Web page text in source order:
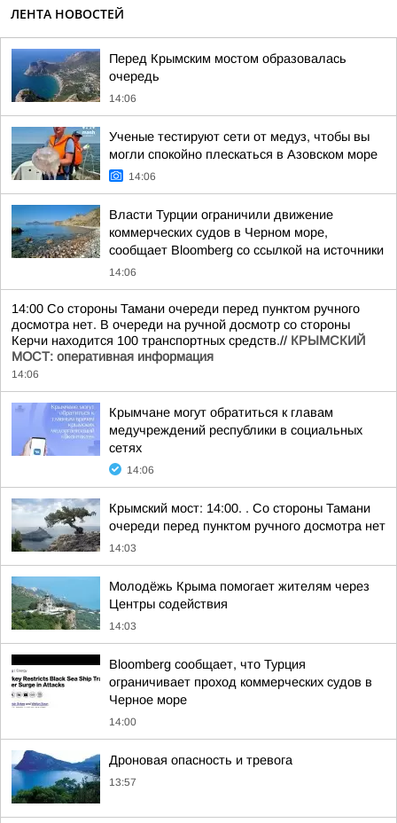
ЛЕНТА НОВОСТЕЙ
Перед Крымским мостом образовалась
очередь
14:06
Ученые тестируют сети от медуз, чтобы вы
могли спокойно плескаться в Азовском море
14:06
Власти Турции ограничили движение
коммерческих судов в Черном море,
сообщает Bloomberg со ссылкой на источники
14:06
14:00 Со стороны Тамани очереди перед пунктом ручного
досмотра нет. В очереди на ручной досмотр со стороны
Керчи находится 100 транспортных средств.// КРЫМСКИЙ
МОСТ: оперативная информация
14:06
Крымчане могут обратиться к главам
медучреждений республики в социальных
сетях
14:06
Крымский мост: 14:00. . Со стороны Тамани
очереди перед пунктом ручного досмотра нет
14:03
Молодёжь Крыма помогает жителям через
Центры содействия
14:03
Bloomberg сообщает, что Турция
ограничивает проход коммерческих судов в
Черное море
14:00
Дроновая опасность и тревога
13:57